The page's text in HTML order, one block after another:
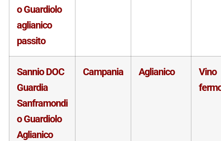
o Guardiolo
aglianico
passito
Sannio DOC
Guardia
Sanframondi
o Guardiolo
Aglianico
Campania Aglianico
Vino